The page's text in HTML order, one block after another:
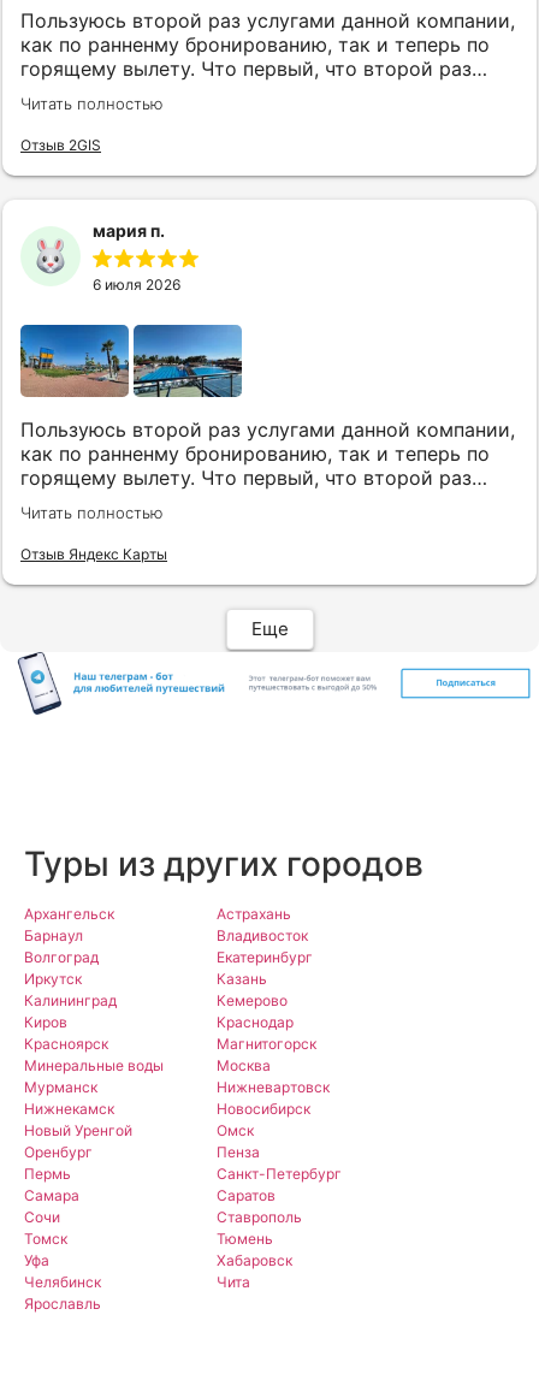
Пользуюсь второй раз услугами данной компании,
как по ранненму бронированию, так и теперь по
горящему вылету. Что первый, что второй раз
путёвки подобраны под наши индивидуальные
запросы идеально. Работаем с менеджером Анной
Макеевой, всегда на связи, всё чётко и быстро
Читать полностью
Отзыв 2GIS
мария п.
6 июля 2026
Пользуюсь второй раз услугами данной компании,
как по ранненму бронированию, так и теперь по
горящему вылету. Что первый, что второй раз
путёвки подобраны под наши индивидуальные
запросы идеально. Работаем с менеджером Анной
Макеевой, всегда на связи, всё чётко и быстро
Читать полностью
Отзыв Яндекс Карты
Еще
Туры из других городов
Архангельск
Астрахань
Барнаул
Владивосток
Волгоград
Екатеринбург
Иркутск
Казань
Калининград
Кемерово
Киров
Краснодар
Красноярск
Магнитогорск
Минеральные воды
Москва
Мурманск
Нижневартовск
Нижнекамск
Новосибирск
Новый Уренгой
Омск
Оренбург
Пенза
Пермь
Санкт-Петербург
Самара
Саратов
Сочи
Ставрополь
Томск
Тюмень
Уфа
Хабаровск
Челябинск
Чита
Ярославль